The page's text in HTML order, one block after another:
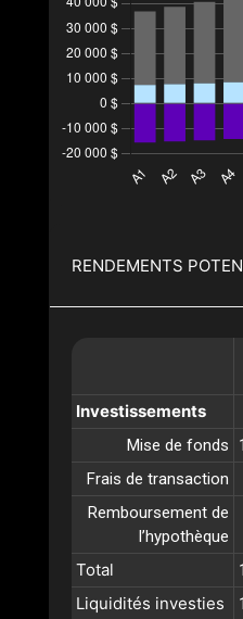
RENDEMENTS
Investissements
Mise de fonds
Frais de transaction
Remboursement de
l’hypothèque
Total
Liquidités investies